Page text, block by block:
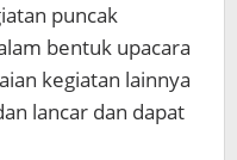
puncak
bentuk upacara
kegiatan lainnya
lancar dan dapat